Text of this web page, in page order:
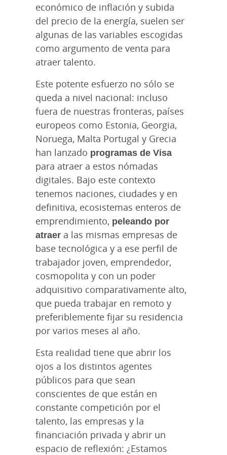
económico de inflación y subida
del precio de la energía, suelen ser
algunas de las variables escogidas
como argumento de venta para
atraer talento.
Este potente esfuerzo no sólo se
queda a nivel nacional: incluso
fuera de nuestras fronteras, países
europeos como Estonia, Georgia,
Noruega, Malta Portugal y Grecia
han lanzado programas de Visa
para atraer a estos nómadas
digitales. Bajo este contexto
tenemos naciones, ciudades y en
definitiva, ecosistemas enteros de
emprendimiento, peleando por
atraer a las mismas empresas de
base tecnológica y a ese perfil de
trabajador joven, emprendedor,
cosmopolita y con un poder
adquisitivo comparativamente alto,
que pueda trabajar en remoto y
preferiblemente fijar su residencia
por varios meses al año.
Esta realidad tiene que abrir los
ojos a los distintos agentes
públicos para que sean
conscientes de que están en
constante competición por el
talento, las empresas y la
financiación privada y abrir un
espacio de reflexión: ¿Estamos